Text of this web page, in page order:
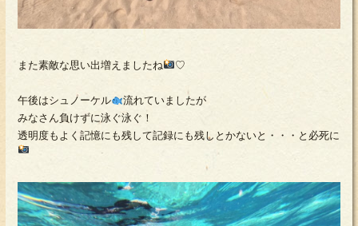
また素敵な思い出増えましたね ♡
午後はシュノーケル
流れていましたが
みなさん負けずに泳ぐ泳ぐ！
透明度もよく記憶にも残して記録にも残しとかないと・・・と必死に